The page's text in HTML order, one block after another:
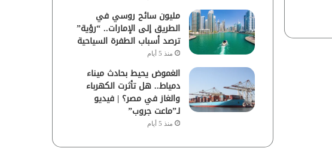
مليون سائح روسي في
الطريق إلى الإمارات.. “رؤية”
ترصد أسباب الطفرة السياحية
منذ 5 أيام
الغموض يحيط بحادث ميناء
دمياط.. هل تأثرت الكهرباء
والغاز في مصر؟ | فيديو
لـ”ماعت جروب”
منذ 5 أيام